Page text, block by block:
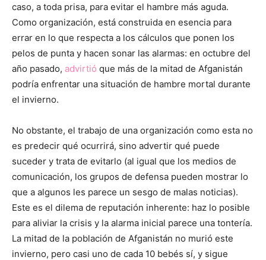
caso, a toda prisa, para evitar el hambre más aguda.
Como organización, está construida en esencia para
errar en lo que respecta a los cálculos que ponen los
pelos de punta y hacen sonar las alarmas: en octubre del
año pasado, advirtió que más de la mitad de Afganistán
podría enfrentar una situación de hambre mortal durante
el invierno.
No obstante, el trabajo de una organización como esta no
es predecir qué ocurrirá, sino advertir qué puede
suceder y trata de evitarlo (al igual que los medios de
comunicación, los grupos de defensa pueden mostrar lo
que a algunos les parece un sesgo de malas noticias).
Este es el dilema de reputación inherente: haz lo posible
para aliviar la crisis y la alarma inicial parece una tontería.
La mitad de la población de Afganistán no murió este
invierno, pero casi uno de cada 10 bebés sí, y sigue